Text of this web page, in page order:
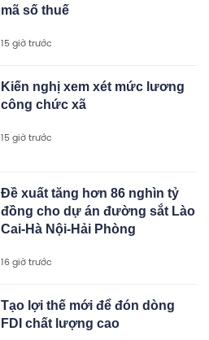
mã số thuế
15 giờ trước
Kiến nghị xem xét mức lương
công chức xã
15 giờ trước
Đề xuất tăng hơn 86 nghìn tỷ
đồng cho dự án đường sắt Lào
Cai-Hà Nội-Hải Phòng
16 giờ trước
Tạo lợi thế mới để đón dòng
FDI chất lượng cao